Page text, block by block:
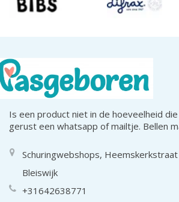
Is een product niet in de hoeveelheid
gerust een whatsapp of mailtje. Bellen
Schuringwebshops, Heemskerkstraat
Bleiswijk
+31642638771